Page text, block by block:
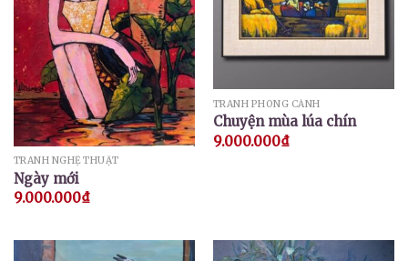
TRANH NGHỆ THUẬT
Ngày mới
9.000.000₫
TRANH PHONG CẢNH
Chuyện mùa lúa chín
9.000.000₫